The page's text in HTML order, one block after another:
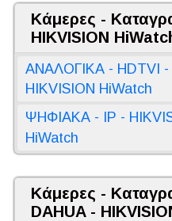
Κάμερες -
HIKVISION
ΑΝΑΛΟΓΙΚΑ - HDTVI -
HIKVISION HiWatch
ΨΗΦΙΑΚΑ - IP -
HiWatch
Κάμερες -
DAHUA -